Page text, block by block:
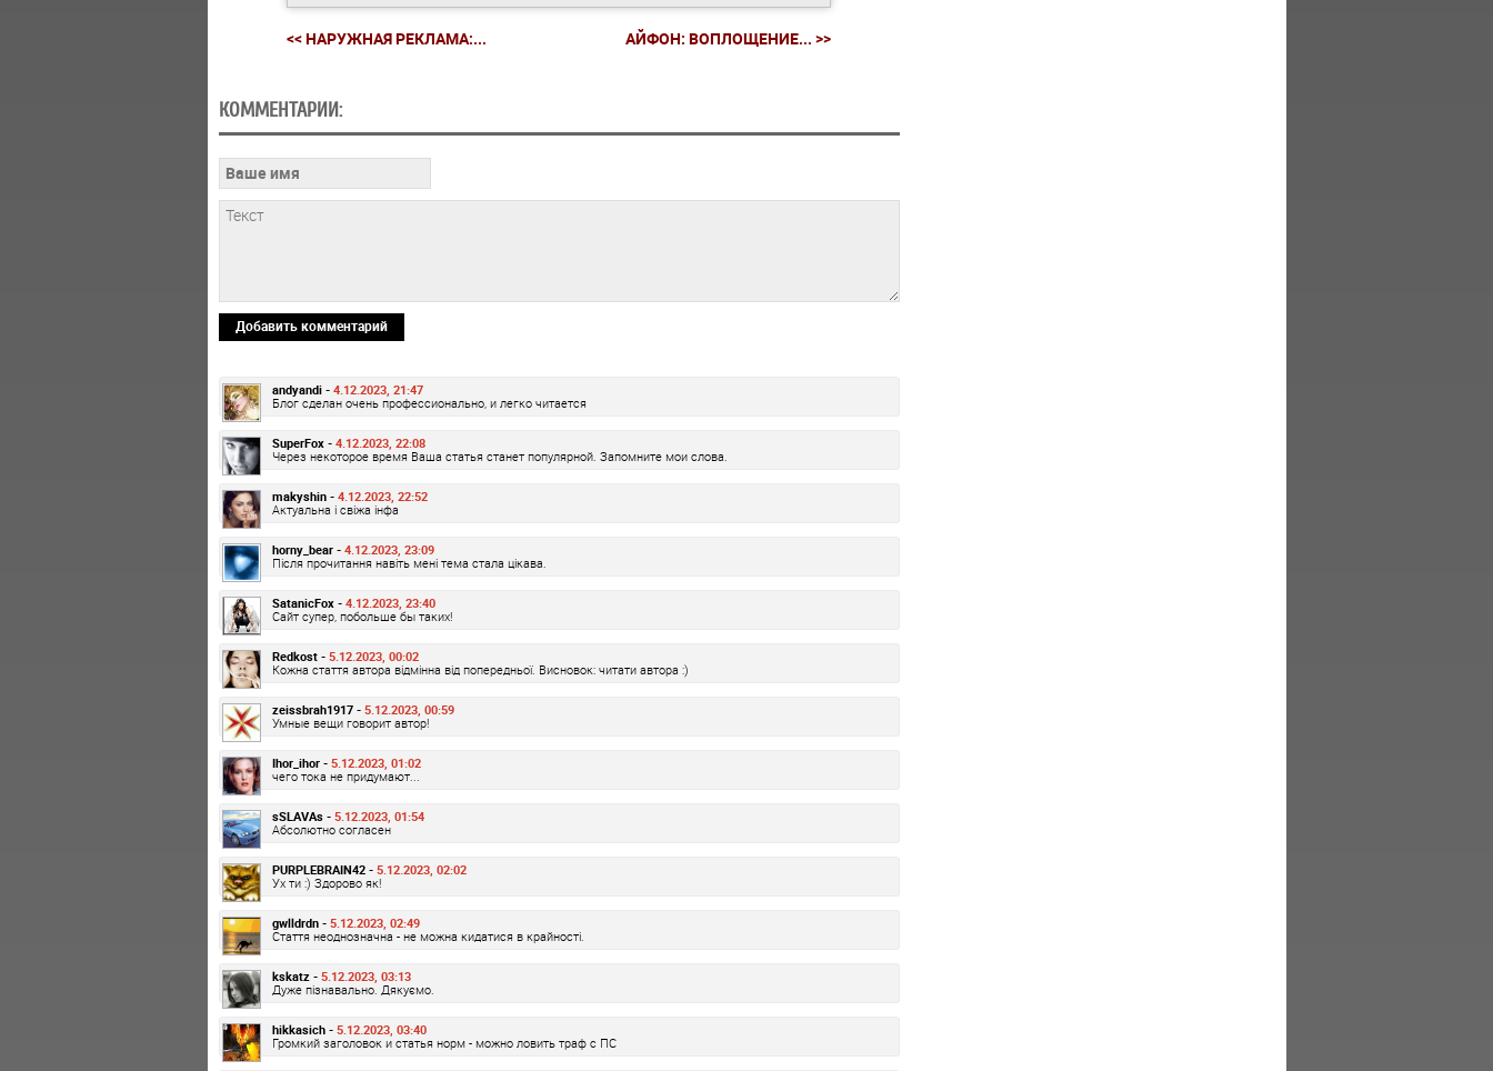
<< НАРУЖНАЯ РЕКЛАМА:... АЙФОН: ВОПЛОЩЕНИЕ... >>
КОММЕНТАРИИ:
Добавить комментарий
andyandi - 4.12.2023, 21:47
Блог сделан очень профессионально, и легко читается
SuperFox - 4.12.2023, 22:08
Через некоторое время Ваша статья станет популярной. Запомните мои слова.
makyshin - 4.12.2023, 22:52
Актуальна і свіжа інфа
horny_bear - 4.12.2023, 23:09
Після прочитання навіть мені тема стала цікава.
SatanicFox - 4.12.2023, 23:40
Сайт супер, побольше бы таких!
Redkost - 5.12.2023, 00:02
Кожна стаття автора відмінна від попередньої. Висновок: читати автора :)
zeissbrah1917 - 5.12.2023, 00:59
Умные вещи говорит автор!
Ihor_ihor - 5.12.2023, 01:02
чего тока не придумают...
sSLAVAs - 5.12.2023, 01:54
Абсолютно согласен
PURPLEBRAIN42 - 5.12.2023, 02:02
Ух ти :) Здорово як!
gwlldrdn - 5.12.2023, 02:49
Стаття неоднозначна - не можна кидатися в крайності.
kskatz - 5.12.2023, 03:13
Дуже пізнавально. Дякуємо.
hikkasich - 5.12.2023, 03:40
Громкий заголовок и статья норм - можно ловить траф с ПС